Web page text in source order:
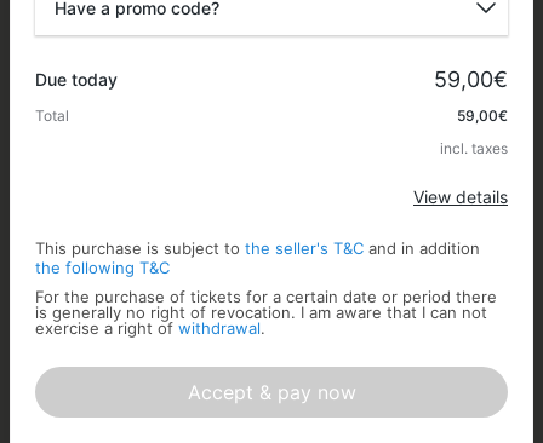
Have a promo code?
Due today 59,00€
Total
59,00€
incl. taxes
View details
This purchase is subject to the seller's T&C and in addition
the following T&C
For the purchase of tickets for a certain date or period there
is generally no right of revocation. I am aware that I can not
exercise a right of withdrawal.
Accept & pay now